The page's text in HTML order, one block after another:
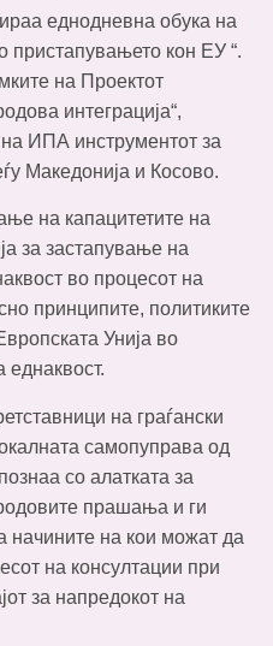
еднодневна обука на
пристапувањето кон ЕУ “.
на Проектот
интеграција“,
ИПА инструментот за
Македонија и Косово.
на капацитетите на
за застапување на
во процесот на
принципите, политиките
Унија во
на граѓански
самопуправа од
со алатката за
прашања и ги
начините на кои можат да
на консултации при
за напредокот на